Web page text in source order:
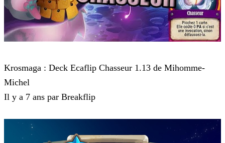
Krosmaga : Deck Ecaflip Chasseur 1.13 de Mihomme-
Michel
Il y a 7 ans par Breakflip